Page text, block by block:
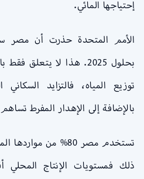
إحتياجها المائي.
الأمم المتحدة حذرت أن مصر
بحلول 2025. هذا لا يتعلق
توزيع المياه، فالتزايد
بالإضافة إلى الإهدار المفرط
تستخدم مصر 80% من
ذلك فمستويات الإنتاج